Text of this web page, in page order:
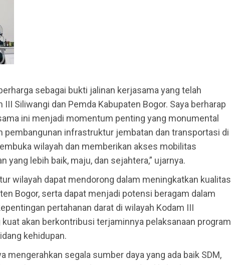
sebagai bukti jalinan kerjasama yang telah
Siliwangi dan Pemda Kabupaten Bogor. Saya berharap
ini menjadi momentum penting yang monumental
pembangunan infrastruktur jembatan dan transportasi di
wilayah dan memberikan akses mobilitas
yang lebih baik, maju, dan sejahtera,” ujarnya.
wilayah dapat mendorong dalam meningkatkan kualitas
Bogor, serta dapat menjadi potensi beragam dalam
pertahanan darat di wilayah Kodam III
akan berkontribusi terjaminnya pelaksanaan program
kehidupan.
mengerahkan segala sumber daya yang ada baik SDM,